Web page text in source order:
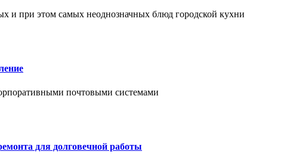
при этом самых неоднозначных блюд городской кухни
почтовыми системами
для долговечной работы